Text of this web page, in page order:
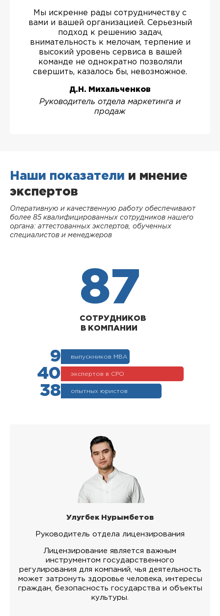
Мы искренне рады сотрудничеству с
вами и вашей организацией. Серьезный
подход к решению задач,
внимательность к мелочам, терпение и
высокий уровень сервиса в вашей
команде не однократно позволяли
свершить, казалось бы, невозможное.
Д.Н. Михальченков
Руководитель отдела маркетинга и
продаж
Наши показатели и мнение
экспертов
Оперативную и качественную работу обеспечивают
более 85 квалифицированных сотрудников нашего
органа: аттестованных экспертов, обученных
специалистов и менеджеров
87
СОТРУДНИКОВ
В КОМПАНИИ
9 выпускников МВА
40 экспертов в СРО
38 опытных юристов
Улугбек Нурымбетов
Руководитель отдела лицензирования
Лицензирование является важным
инструментом государственного
регулирования для компаний, чья деятельность
может затронуть здоровье человека, интересы
граждан, безопасность государства и объекты
культуры.